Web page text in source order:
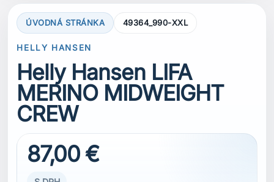
ÚVODNÁ STRÁNKA 49364_990-XXL
HELLY HANSEN
Helly Hansen LIFA
MERINO MIDWEIGHT
CREW
87,00 €